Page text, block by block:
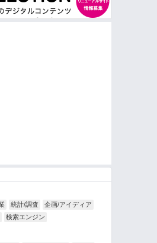
統計/調査
企画/アイディア
検索エンジン